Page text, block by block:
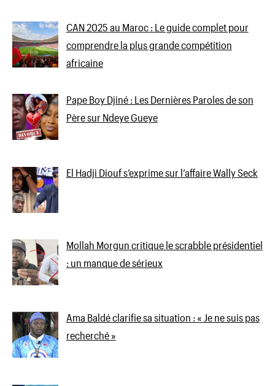
CAN 2025 au Maroc : Le guide complet pour
comprendre la plus grande compétition
africaine
Pape Boy Djiné : Les Dernières Paroles de son
Père sur Ndeye Gueye
El Hadji Diouf s’exprime sur l’affaire Wally Seck
Mollah Morgun critique le scrabble présidentiel
: un manque de sérieux
Ama Baldé clarifie sa situation : « Je ne suis pas
recherché »